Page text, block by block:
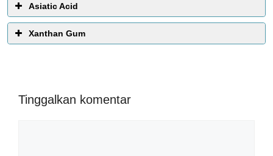
Asiatic Acid
Xanthan Gum
Tinggalkan komentar